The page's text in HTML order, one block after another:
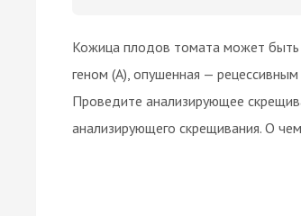
Кожица плодов томата может быть
геном (А), опушенная —
Проведите анализирующее
анализирующего скрещивания. О